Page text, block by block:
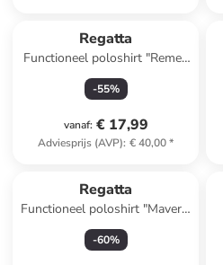
Regatta
Functioneel poloshirt "Remex
II" donkergroen
-55%
vanaf: € 17,99
Adviesprijs (AVP): € 40,00*
Regatta
Functioneel poloshirt "Maverik
Stretch" petrol
-60%